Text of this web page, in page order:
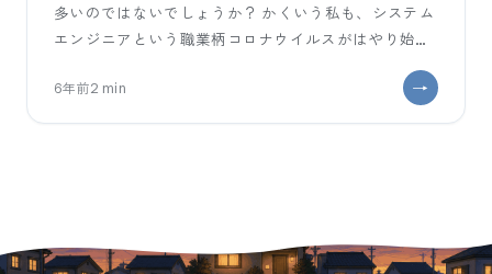
多いのではないでしょうか？ かくいう私も、システム
エンジニアという職業柄コロナウイルスがはやり始め
6年前2 min